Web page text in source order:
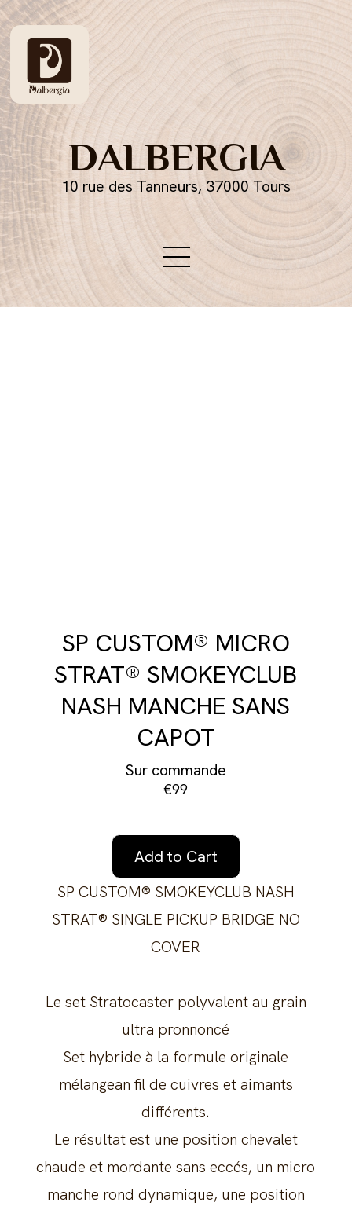
DALBERGIA
10 rue des Tanneurs, 37000 Tours
SP CUSTOM® MICRO
STRAT® SMOKEYCLUB
NASH MANCHE SANS
CAPOT
Sur commande
€99
Add to Cart
SP CUSTOM® SMOKEYCLUB NASH
STRAT® SINGLE PICKUP BRIDGE NO
COVER
Le set Stratocaster polyvalent au grain
ultra pronnoncé
Set hybride à la formule originale
mélangean fil de cuivres et aimants
différents.
Le résultat est une position chevalet
chaude et mordante sans eccés, un micro
manche rond dynamique, une position